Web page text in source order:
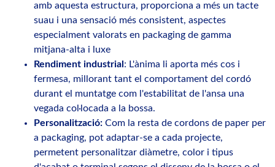
amb aquesta estructura, proporciona a més un tacte
suau i una sensació més consistent, aspectes
especialment valorats en packaging de gamma
mitjana-alta i luxe
Rendiment industrial : L'ànima li aporta més cos i
fermesa, millorant tant el comportament del cordó
durant el muntatge com l'estabilitat de l'ansa una
vegada col·locada a la bossa.
Personalització: Com la resta de cordons de paper per
a packaging, pot adaptar-se a cada projecte,
permetent personalitzar diàmetre, color i tipus